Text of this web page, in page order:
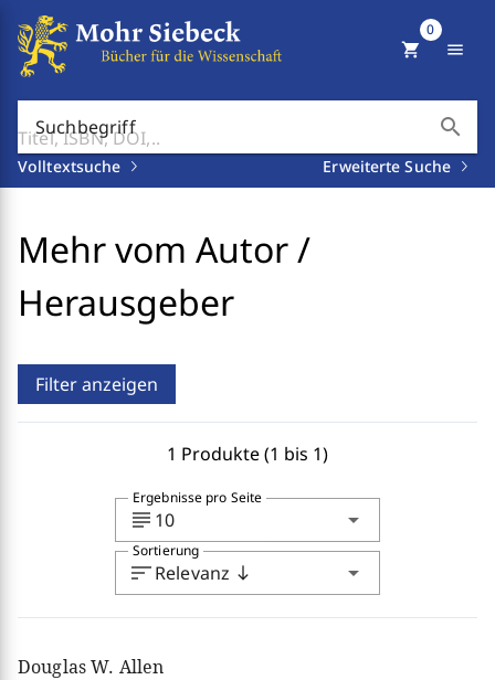
Suchbegriff search
Volltextsuche Erweiterte Suche
shopping_cart
0
menu
Mehr vom Autor /
Herausgeber
Filter anzeigen
1 Produkte (1 bis 1)
subject 10 arrow_drop_down
Ergebnisse pro Seite
sortRelevanz south arrow_drop_down
Sortierung
Douglas W. Allen